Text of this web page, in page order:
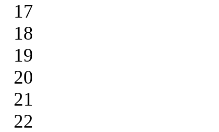
17
18
19
20
21
22